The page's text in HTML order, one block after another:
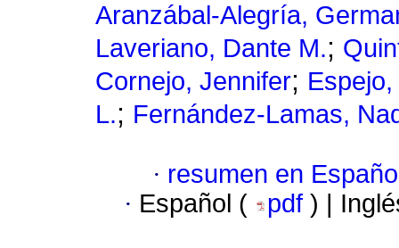
Aranzábal-Alegría,
Laveriano, Dante M.;
Cornejo, Jennifer;
L.; Fernández-Lamas,
· resumen en
· Español ( pdf ) |